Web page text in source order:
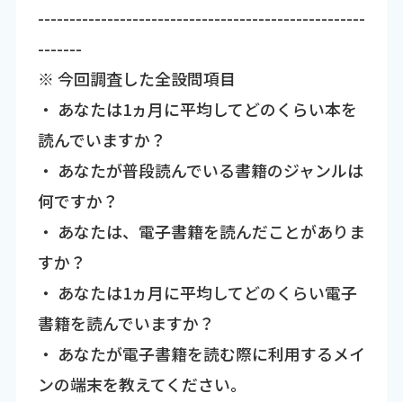
----------------------------------------------------
-------
※ 今回調査した全設問項目
・ あなたは1ヵ月に平均してどのくらい本を
読んでいますか？
・ あなたが普段読んでいる書籍のジャンルは
何ですか？
・ あなたは、電子書籍を読んだことがありま
すか？
・ あなたは1ヵ月に平均してどのくらい電子
書籍を読んでいますか？
・ あなたが電子書籍を読む際に利用するメイ
ンの端末を教えてください。